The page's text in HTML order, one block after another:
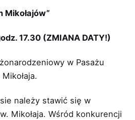
Mikołajów”
17.30 (ZMIANA DATY!)
w Pasażu
należy stawić się w
Mikołaja. Wśród konkurencji